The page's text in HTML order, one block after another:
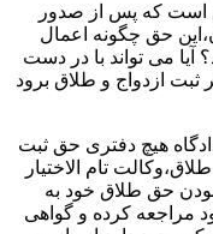
است که پس از صدور
حق چگونه اعمال
می تواند با در دست
ثبت ازدواج و طلاق برود
هیچ دفتری حق ثبت
تام الاختیار
حق طلاق خود به
مراجعه کرده و گواهی